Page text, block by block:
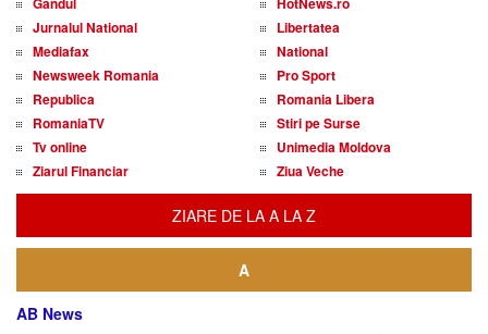
Jurnalul National
Libertatea
Mediafax
National
Newsweek Romania
Pro Sport
Republica
Romania Libera
RomaniaTV
Stiri pe Surse
Tv online
Unimedia Moldova
Ziarul Financiar
Ziua Veche
ZIARE DE LA A LA Z
A
AB News